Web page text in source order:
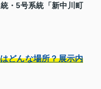
・5号系統「新中川町
どんな場所？展示内